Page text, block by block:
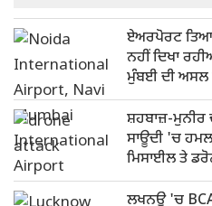
ਏਅਰਪੋਰਟ
ਨਹੀਂ ਦਿਖਾ
ਮੁੰਬਈ ਦੀ ਅਸਲ
ਸ਼ਹਬਾਜ਼-ਮੁਨੀਰ
ਸਾਊਦੀ 'ਚ
ਮਿਸਾਈਲ ਤੇ
ਲਖਨਊ 'ਚ